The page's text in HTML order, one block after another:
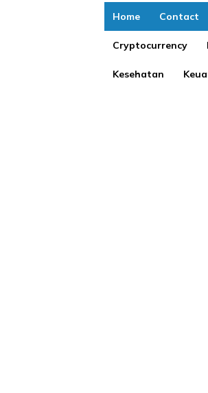
Home Contact
Cryptocurrency
Kesehatan